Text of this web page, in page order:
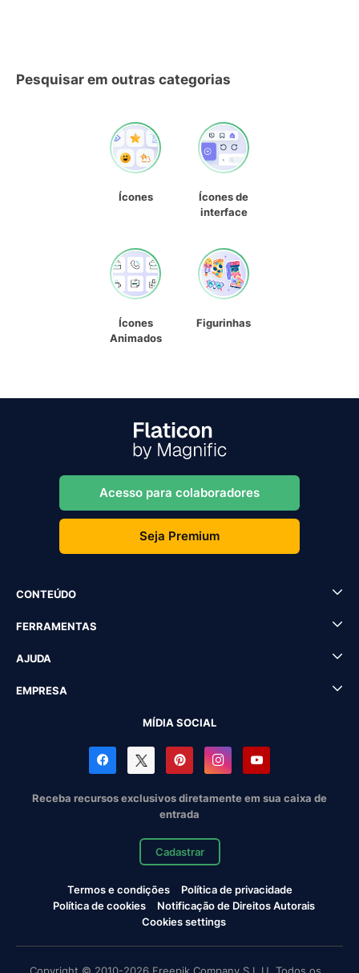
Pesquisar em outras categorias
Ícones
Ícones de
interface
Ícones
Animados
Figurinhas
Acesso para colaboradores
Seja Premium
CONTEÚDO
FERRAMENTAS
AJUDA
EMPRESA
MÍDIA SOCIAL
Receba recursos exclusivos diretamente em sua caixa de
entrada
Cadastrar
Termos e condições
Política de privacidade
Política de cookies
Notificação de Direitos Autorais
Cookies settings